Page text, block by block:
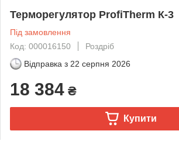
Терморегулятор ProfiTherm К-3
Під замовлення
Код: 000016150
Роздріб
Відправка з 22 серпня 2026
18 384 ₴
Купити